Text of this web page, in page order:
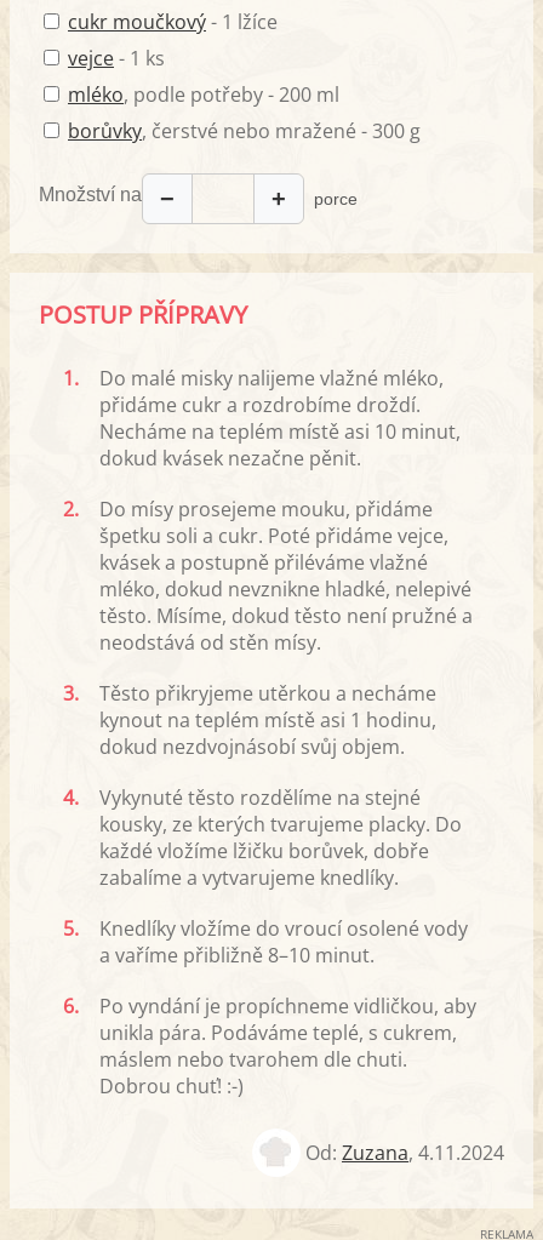
cukr moučkový- 1 lžíce
vejce- 1 ks
mléko, podle potřeby - 200 ml
borůvky, čerstvé nebo mražené - 300 g
Množství na − + porce
POSTUP PŘÍPRAVY
1.
Do malé misky nalijeme vlažné mléko,
přidáme cukr a rozdrobíme droždí.
Necháme na teplém místě asi 10 minut,
dokud kvásek nezačne pěnit.
2.
Do mísy prosejeme mouku, přidáme
špetku soli a cukr. Poté přidáme vejce,
kvásek a postupně přiléváme vlažné
mléko, dokud nevznikne hladké, nelepivé
těsto. Mísíme, dokud těsto není pružné a
neodstává od stěn mísy.
3.
Těsto přikryjeme utěrkou a necháme
kynout na teplém místě asi 1 hodinu,
dokud nezdvojnásobí svůj objem.
4.
Vykynuté těsto rozdělíme na stejné
kousky, ze kterých tvarujeme placky. Do
každé vložíme lžičku borůvek, dobře
zabalíme a vytvarujeme knedlíky.
5.
Knedlíky vložíme do vroucí osolené vody
a vaříme přibližně 8–10 minut.
6.
Po vyndání je propíchneme vidličkou, aby
unikla pára. Podáváme teplé, s cukrem,
máslem nebo tvarohem dle chuti.
Dobrou chuť! :-)
Od: Zuzana, 4.11.2024
REKLAMA